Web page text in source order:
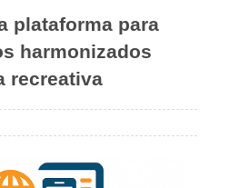
plataforma para
harmonizados
recreativa